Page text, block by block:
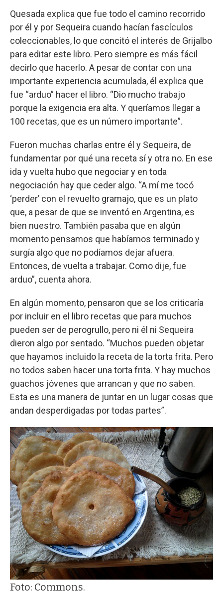
Quesada explica que fue todo el camino recorrido
por él y por Sequeira cuando hacían fascículos
coleccionables, lo que concitó el interés de Grijalbo
para editar este libro. Pero siempre es más fácil
decirlo que hacerlo. A pesar de contar con una
importante experiencia acumulada, él explica que
fue “arduo” hacer el libro. “Dio mucho trabajo
porque la exigencia era alta. Y queríamos llegar a
100 recetas, que es un número importante”.
Fueron muchas charlas entre él y Sequeira, de
fundamentar por qué una receta sí y otra no. En ese
ida y vuelta hubo que negociar y en toda
negociación hay que ceder algo. “A mí me tocó
‘perder’ con el revuelto gramajo, que es un plato
que, a pesar de que se inventó en Argentina, es
bien nuestro. También pasaba que en algún
momento pensamos que habíamos terminado y
surgía algo que no podíamos dejar afuera.
Entonces, de vuelta a trabajar. Como dije, fue
arduo”, cuenta ahora.
En algún momento, pensaron que se los criticaría
por incluir en el libro recetas que para muchos
pueden ser de perogrullo, pero ni él ni Sequeira
dieron algo por sentado. “Muchos pueden objetar
que hayamos incluido la receta de la torta frita. Pero
no todos saben hacer una torta frita. Y hay muchos
guachos jóvenes que arrancan y que no saben.
Esta es una manera de juntar en un lugar cosas que
andan desperdigadas por todas partes”.
Foto: Commons.